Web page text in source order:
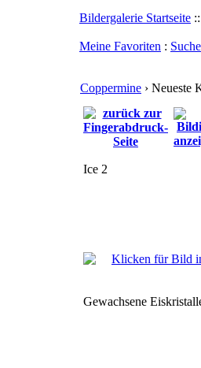
Bildergalerie Startseite ::
Meine Favoriten : Suche
Coppermine › Neueste
Ice 2
Gewachsene